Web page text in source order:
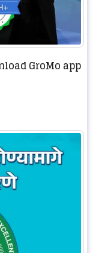
GroMo app